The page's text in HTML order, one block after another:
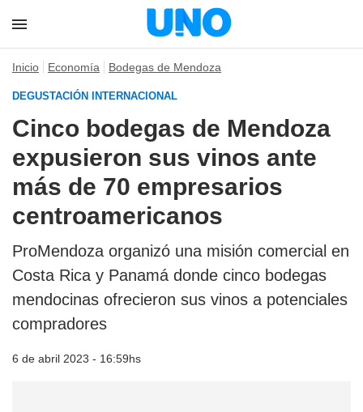
Inicio Economía Bodegas de Mendoza
DEGUSTACIÓN INTERNACIONAL
Cinco bodegas de Mendoza
expusieron sus vinos ante
más de 70 empresarios
centroamericanos
ProMendoza organizó una misión comercial en
Costa Rica y Panamá donde cinco bodegas
mendocinas ofrecieron sus vinos a potenciales
compradores
6 de abril 2023 - 16:59hs